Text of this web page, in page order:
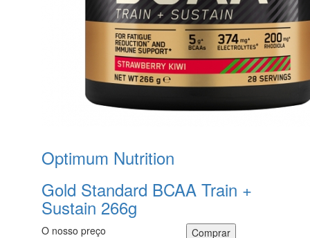
Optimum Nutrition
Gold Standard BCAA Train +
Sustain 266g
O nosso preço